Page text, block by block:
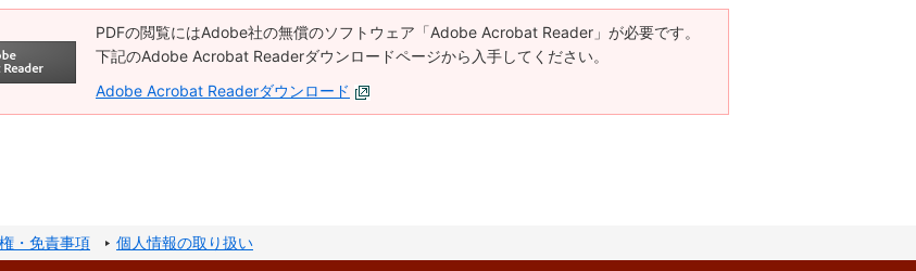
PDFの閲覧にはAdobe社の無償のソフトウェア「Adobe Acrobat Reader」が必要です。
下記のAdobe Acrobat Readerダウンロードページから入手してください。
Adobe Acrobat Readerダウンロード
・免責事項 個人情報の取り扱い